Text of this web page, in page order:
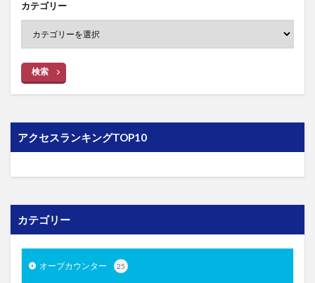
カテゴリー
検索
アクセスランキングTOP10
カテゴリー
オーブカウンター 25